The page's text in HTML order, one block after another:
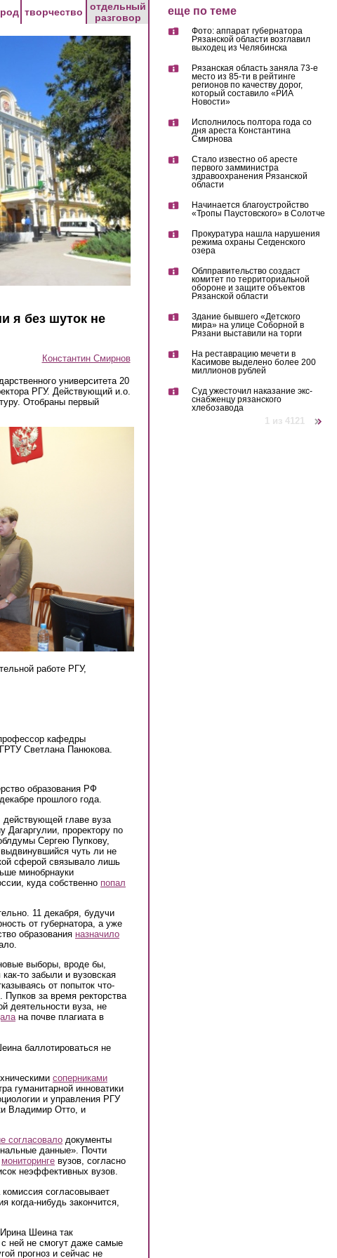
творчество
отдельный
разговор
я без шуток не
Константин Смирнов
университета 20
РГУ. Действующий и.о.
Отобраны первый
работе РГУ,
кафедры
Светлана Панюкова.
образования РФ
прошлого года.
главе вуза
Дагаргулии, проректору по
Сергею Пупкову,
чуть ли не
сферой связывало лишь
минобрнауки
куда собственно попал
11 декабря, будучи
от губернатора, а уже
образования назначило
выборы, вроде бы,
то забыли и вузовская
от попыток что-
. Пупков за время ректорства
деятельности вуза, не
на почве плагиата в
баллотироваться не
соперниками
гуманитарной инноватики
и управления РГУ
Владимир Отто, и
согласовало документы
данные». Почти
мониторинге вузов, согласно
неэффективных вузов.
согласовывает
когда-нибудь закончится,
Ирина Шеина так
ней не смогут даже самые
прогноз и сейчас не
еще по теме
Фото: аппарат губернатора
Рязанской области возглавил
выходец из Челябинска
Рязанская область заняла 73-е
место из 85-ти в рейтинге
регионов по качеству дорог,
который составило «РИА
Новости»
Исполнилось полтора года со
дня ареста Константина
Смирнова
Стало известно об аресте
первого замминистра
здравоохранения Рязанской
области
Начинается благоустройство
«Тропы Паустовского» в Солотче
Прокуратура нашла нарушения
режима охраны Сегденского
озера
Облправительство создаст
комитет по территориальной
обороне и защите объектов
Рязанской области
Здание бывшего «Детского
мира» на улице Соборной в
Рязани выставили на торги
На реставрацию мечети в
Касимове выделено более 200
миллионов рублей
Суд ужесточил наказание экс-
снабженцу рязанского
хлебозавода
1 из 4121